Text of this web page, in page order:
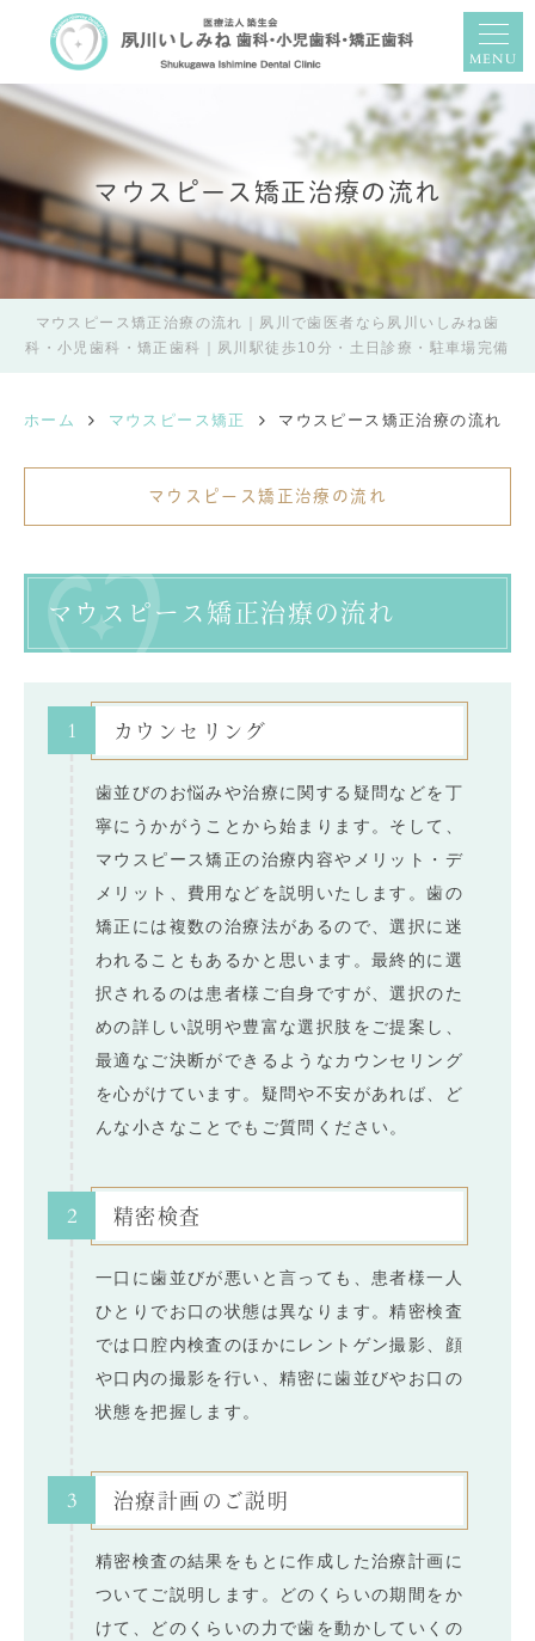
MENU
マウスピース矯正治療の流れ
マウスピース矯正治療の流れ｜夙川で歯医者なら夙川いしみね歯
科・小児歯科・矯正歯科｜夙川駅徒歩10分・土日診療・駐車場完備
ホーム マウスピース矯正 マウスピース矯正治療の流れ
マウスピース矯正治療の流れ
マウスピース矯正治療の流れ
1 カウンセリング
歯並びのお悩みや治療に関する疑問などを丁
寧にうかがうことから始まります。そして、
マウスピース矯正の治療内容やメリット・デ
メリット、費用などを説明いたします。歯の
矯正には複数の治療法があるので、選択に迷
われることもあるかと思います。最終的に選
択されるのは患者様ご自身ですが、選択のた
めの詳しい説明や豊富な選択肢をご提案し、
最適なご決断ができるようなカウンセリング
を心がけています。疑問や不安があれば、ど
んな小さなことでもご質問ください。
2 精密検査
一口に歯並びが悪いと言っても、患者様一人
ひとりでお口の状態は異なります。精密検査
では口腔内検査のほかにレントゲン撮影、顔
や口内の撮影を行い、精密に歯並びやお口の
状態を把握します。
3 治療計画のご説明
精密検査の結果をもとに作成した治療計画に
ついてご説明します。どのくらいの期間をか
けて、どのくらいの力で歯を動かしていくの